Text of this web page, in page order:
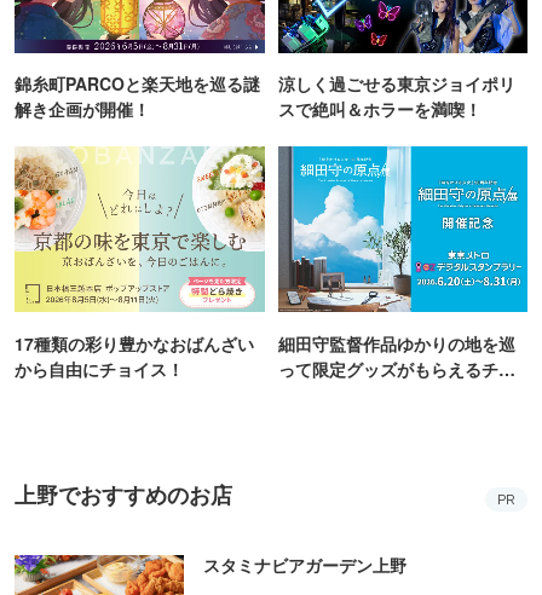
錦糸町PARCOと楽天地を巡る謎
解き企画が開催！
涼しく過ごせる東京ジョイポリ
スで絶叫＆ホラーを満喫！
17種類の彩り豊かなおばんざい
から自由にチョイス！
細田守監督作品ゆかりの地を巡
って限定グッズがもらえるチャ
上野でおすすめのお店 PR
スタミナビアガーデン上野